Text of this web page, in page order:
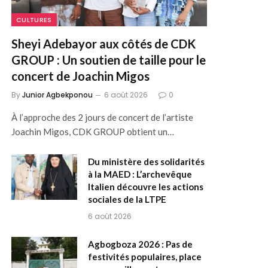
CULTURES
Sheyi Adebayor aux côtés de CDK
GROUP : Un soutien de taille pour le
concert de Joachin Migos
ByJunior Agbekponou 6 août 2026 0
À l’approche des 2 jours de concert de l’artiste
Joachin Migos, CDK GROUP obtient un…
Du ministère des solidarités
à la MAED : L’archevêque
Italien découvre les actions
sociales de la LTPE
6 août 2026
Agbogboza 2026 : Pas de
festivités populaires, place